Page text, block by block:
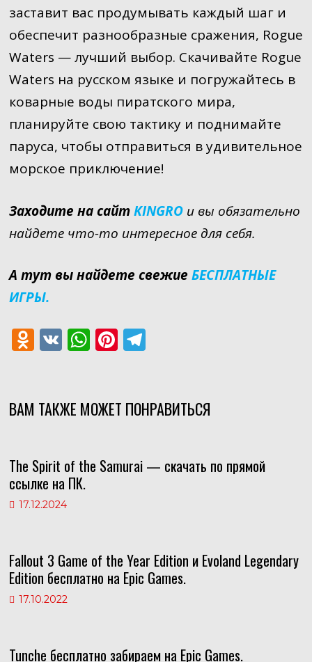
заставит вас продумывать каждый шаг и
обеспечит разнообразные сражения, Rogue
Waters — лучший выбор. Скачивайте Rogue
Waters на русском языке и погружайтесь в
коварные воды пиратского мира,
планируйте свою тактику и поднимайте
паруса, чтобы отправиться в удивительное
морское приключение!
Заходите на сайтKINGRO и вы обязательно
найдете что-то интересное для себя.
А тут вы найдете свежие БЕСПЛАТНЫЕ
ИГРЫ.
O
d
o
s
ni
ki
V
K
W
h
s
p
Pi
nt
e
T
gr
ВАМ ТАКЖЕ МОЖЕТ ПОНРАВИТЬСЯ
The Spirit of the Samurai — скачать по прямой
ссылке на ПК.
17.12.2024
Fallout 3 Game of the Year Edition и Evoland Legendary
Edition бесплатно на Epic Games.
17.10.2022
Tunche бесплатно забираем на Epic Games.